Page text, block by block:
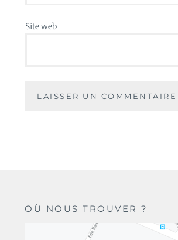
Site web
OÙ NOUS TROUVER ?